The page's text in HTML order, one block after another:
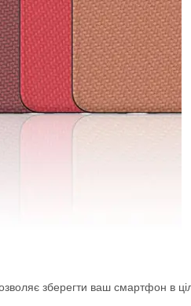
зберегти ваш смартфон в